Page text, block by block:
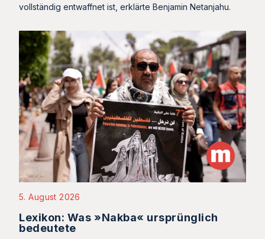
vollständig entwaffnet ist, erklärte Benjamin Netanjahu.
5. August 2026
Lexikon: Was »Nakba« ursprünglich
bedeutete